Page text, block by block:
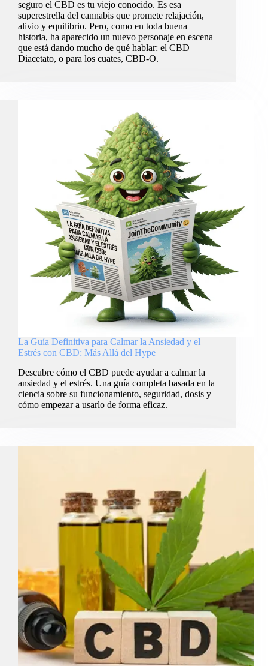
seguro el CBD es tu viejo conocido. Es esa
superestrella del cannabis que promete relajación,
alivio y equilibrio. Pero, como en toda buena
historia, ha aparecido un nuevo personaje en escena
que está dando mucho de qué hablar: el CBD
Diacetato, o para los cuates, CBD-O.
La Guía Definitiva para Calmar la Ansiedad y el
Estrés con CBD: Más Allá del Hype
Descubre cómo el CBD puede ayudar a calmar la
ansiedad y el estrés. Una guía completa basada en la
ciencia sobre su funcionamiento, seguridad, dosis y
cómo empezar a usarlo de forma eficaz.